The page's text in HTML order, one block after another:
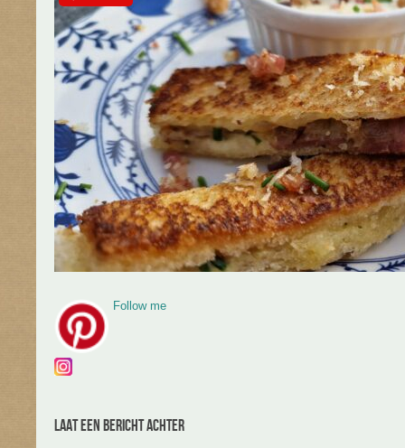
Follow me
Laat een bericht achter